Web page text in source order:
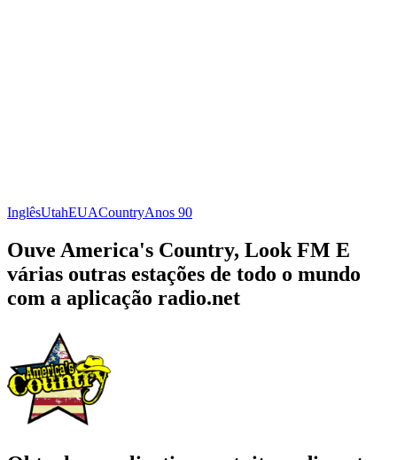
InglêsUtahEUACountryAnos 90
Ouve America's Country, Look FM E
várias outras estações de todo o mundo
com a aplicação radio.net